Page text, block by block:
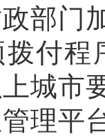
部门
拨付
城市
理平